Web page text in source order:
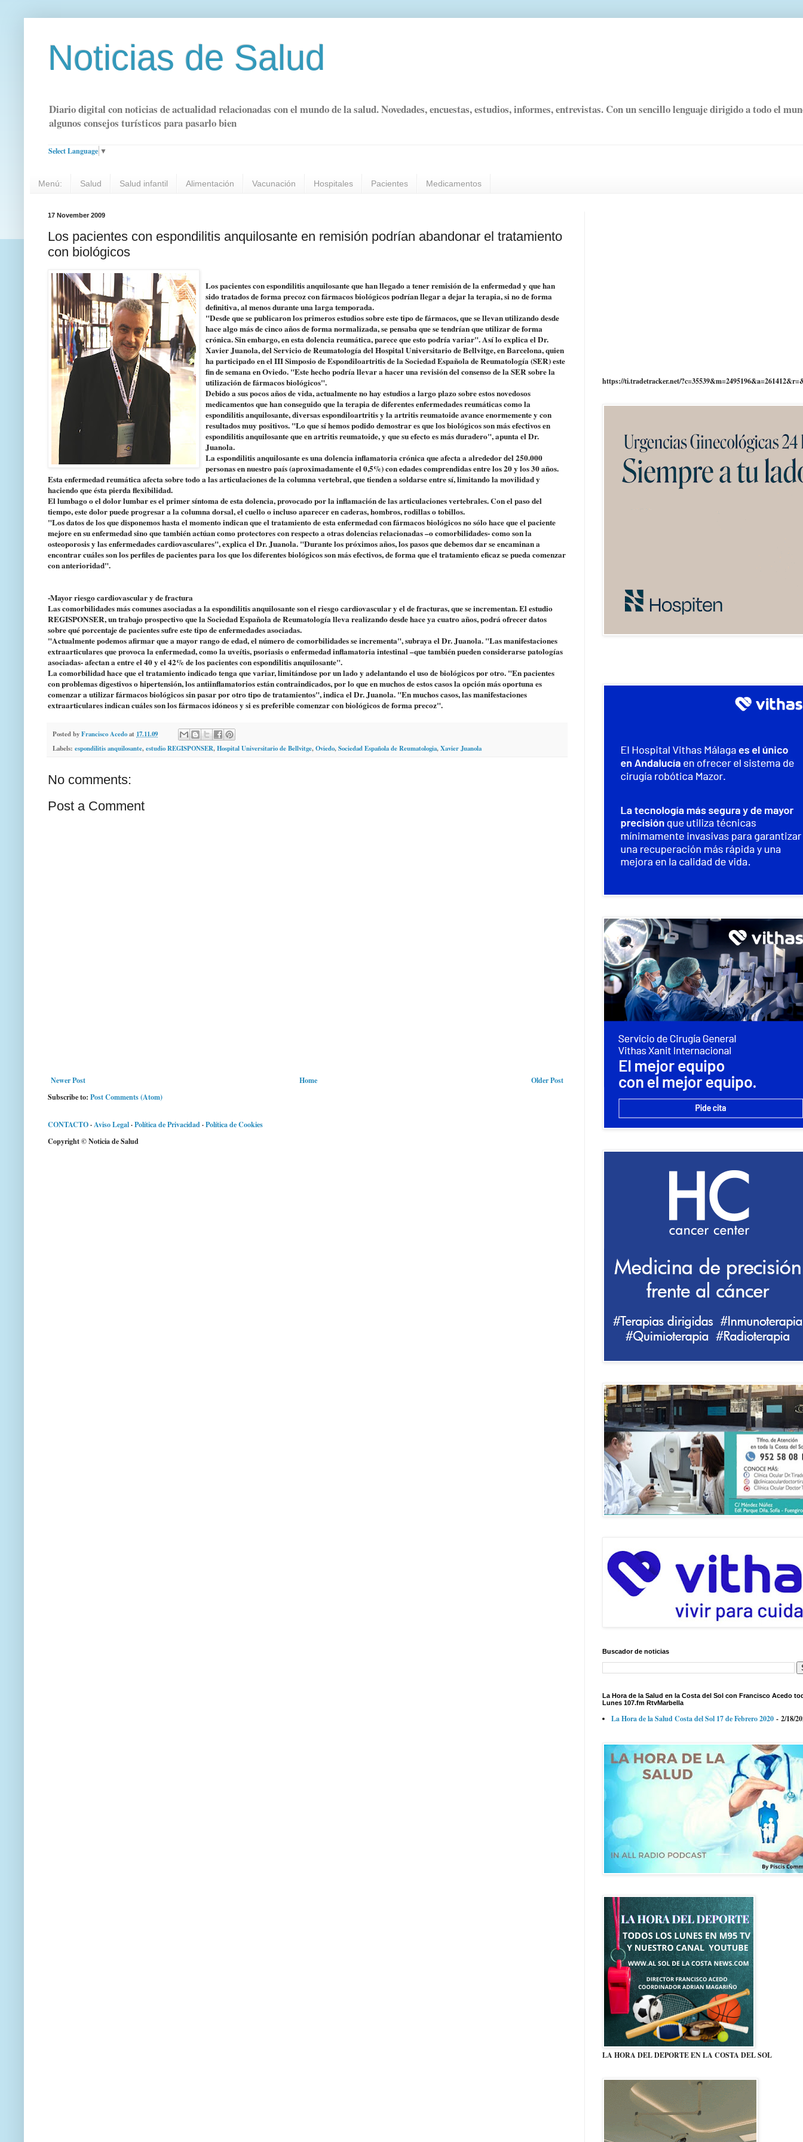
Noticias de Salud
Diario digital con noticias de actualidad relacionadas con el mundo de la salud. Novedades, encuestas, estudios, informes, entrevistas. Con un sencillo lenguaje dirigido a todo el
algunos consejos turísticos para pasarlo bien
Select Language ▼
Menú: Salud Salud infantil Alimentación Vacunación Hospitales Pacientes Medicamentos
17 November 2009
Los pacientes con espondilitis anquilosante en remisión podrían abandonar el tratamiento
con biológicos
Los pacientes con espondilitis anquilosante que han llegado a tener remisión de la enfermedad y que han
sido tratados de forma precoz con fármacos biológicos podrían llegar a dejar la terapia, si no de forma
definitiva, al menos durante una larga temporada.
"Desde que se publicaron los primeros estudios sobre este tipo de fármacos, que se llevan utilizando desde
hace algo más de cinco años de forma normalizada, se pensaba que se tendrían que utilizar de forma
crónica. Sin embargo, en esta dolencia reumática, parece que esto podría variar". Así lo explica el Dr.
Xavier Juanola, del Servicio de Reumatología del Hospital Universitario de Bellvitge, en Barcelona, quien
ha participado en el III Simposio de Espondiloartritis de la Sociedad Española de Reumatología (SER) este
fin de semana en Oviedo. "Este hecho podría llevar a hacer una revisión del consenso de la SER sobre la
utilización de fármacos biológicos".
Debido a sus pocos años de vida, actualmente no hay estudios a largo plazo sobre estos novedosos
medicamentos que han conseguido que la terapia de diferentes enfermedades reumáticas como la
espondilitis anquilosante, diversas espondiloartritis y la artritis reumatoide avance enormemente y con
resultados muy positivos. "Lo que sí hemos podido demostrar es que los biológicos son más efectivos en
espondilitis anquilosante que en artritis reumatoide, y que su efecto es más duradero", apunta el Dr.
Juanola.
La espondilitis anquilosante es una dolencia inflamatoria crónica que afecta a alrededor del 250.000
personas en nuestro país (aproximadamente el 0,5%) con edades comprendidas entre los 20 y los 30 años.
Esta enfermedad reumática afecta sobre todo a las articulaciones de la columna vertebral, que tienden a soldarse entre sí, limitando la movilidad y
haciendo que ésta pierda flexibilidad.
El lumbago o el dolor lumbar es el primer síntoma de esta dolencia, provocado por la inflamación de las articulaciones vertebrales. Con el paso del
tiempo, este dolor puede progresar a la columna dorsal, el cuello o incluso aparecer en caderas, hombros, rodillas o tobillos.
"Los datos de los que disponemos hasta el momento indican que el tratamiento de esta enfermedad con fármacos biológicos no sólo hace que el paciente
mejore en su enfermedad sino que también actúan como protectores con respecto a otras dolencias relacionadas –o comorbilidades- como son la
osteoporosis y las enfermedades cardiovasculares", explica el Dr. Juanola. "Durante los próximos años, los pasos que debemos dar se encaminan a
encontrar cuáles son los perfiles de pacientes para los que los diferentes biológicos son más efectivos, de forma que el tratamiento eficaz se pueda comenzar
con anterioridad".
-Mayor riesgo cardiovascular y de fractura
Las comorbilidades más comunes asociadas a la espondilitis anquilosante son el riesgo cardiovascular y el de fracturas, que se incrementan. El estudio
REGISPONSER, un trabajo prospectivo que la Sociedad Española de Reumatología lleva realizando desde hace ya cuatro años, podrá ofrecer datos
sobre qué porcentaje de pacientes sufre este tipo de enfermedades asociadas.
"Actualmente podemos afirmar que a mayor rango de edad, el número de comorbilidades se incrementa", subraya el Dr. Juanola. "Las manifestaciones
extraarticulares que provoca la enfermedad, como la uveítis, psoriasis o enfermedad inflamatoria intestinal –que también pueden considerarse patologías
asociadas- afectan a entre el 40 y el 42% de los pacientes con espondilitis anquilosante".
La comorbilidad hace que el tratamiento indicado tenga que variar, limitándose por un lado y adelantando el uso de biológicos por otro. "En pacientes
con problemas digestivos o hipertensión, los antiinflamatorios están contraindicados, por lo que en muchos de estos casos la opción más oportuna es
comenzar a utilizar fármacos biológicos sin pasar por otro tipo de tratamientos", indica el Dr. Juanola. "En muchos casos, las manifestaciones
extraarticulares indican cuáles son los fármacos idóneos y si es preferible comenzar con biológicos de forma precoz".
Posted byFrancisco Acedoat 17.11.09
Labels: espondilitis anquilosante,estudio REGISPONSER,Hospital Universitario de Bellvitge,Oviedo,Sociedad Española de Reumatologia,Xavier Juanola
No comments:
Post a Comment
Newer Post Older Post
Home
Subscribe to: Post Comments (Atom)
CONTACTO·Aviso Legal·Política de Privacidad·Política de Cookies
Copyright © Noticia de Salud
https://ti.tradetracker.net/
Buscador de noticias
La Hora de la Salud en la Costa del Sol con Francisco Acedo
Lunes 107.fm RtvMarbella
La Hora de la Salud Costa del Sol 17 de Febrero 2020 - 2/18/
LA HORA DEL DEPORTE EN LA COSTA DEL SOL